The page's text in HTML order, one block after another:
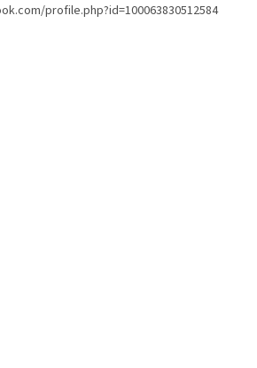
profile.php?id=100063830512584